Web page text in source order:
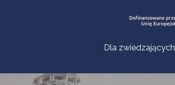
Dla zwiedzających